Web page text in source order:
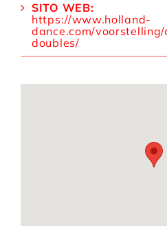
SITO WEB:
https://www.holland-
dance.com/
doubles/